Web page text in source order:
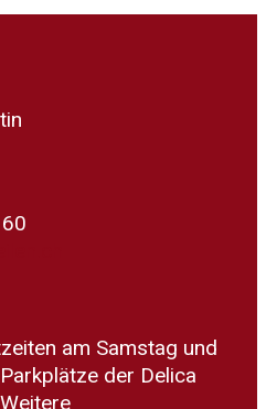
am Samstag und
der Delica